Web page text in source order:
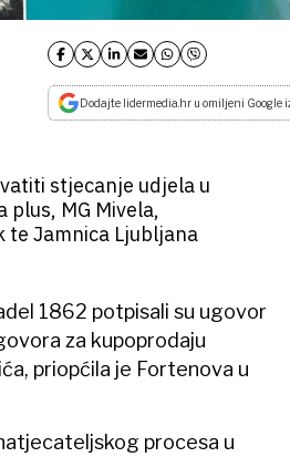
Dodajte lidermedia.hr u omiljeni Google
stjecanje udjela u
plus, MG Mivela,
te Jamnica Ljubljana
1862 potpisali su ugovor
za kupoprodaju
priopćila je Fortenova u
procesa u